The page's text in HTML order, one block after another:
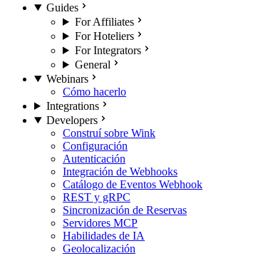
Guides
For Affiliates
For Hoteliers
For Integrators
General
Webinars
Cómo hacerlo
Integrations
Developers
Construí sobre Wink
Configuración
Autenticación
Integración de Webhooks
Catálogo de Eventos Webhook
REST y gRPC
Sincronización de Reservas
Servidores MCP
Habilidades de IA
Geolocalización